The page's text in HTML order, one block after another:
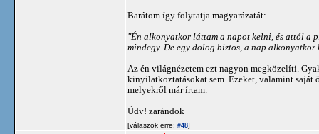
Barátom így folytatja magyarázatát:
"Én alkonyatkor láttam a napot kelni, és attól a
mindegy. De egy dolog biztos, a nap alkonyatkor
Az én világnézetem ezt nagyon megközelíti.
kinyilatkoztatásokat sem. Ezeket, valamint
melyekről már írtam.
Üdv! zarándok
[válaszok erre: #48]